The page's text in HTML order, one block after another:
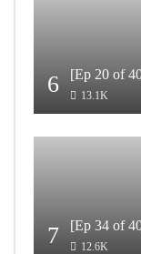
6 13.1K
7 12.6K